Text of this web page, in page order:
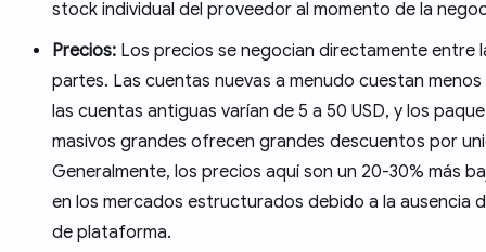
stock individual del proveedor al momento de la
Precios: Los precios se negocian directamente entre
partes. Las cuentas nuevas a menudo cuestan menos
las cuentas antiguas varían de 5 a 50 USD, y los
masivos grandes ofrecen grandes descuentos por
Generalmente, los precios aquí son un 20-30% más
en los mercados estructurados debido a la ausencia
de plataforma.